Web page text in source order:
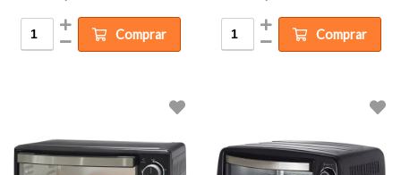
Comprar Comprar